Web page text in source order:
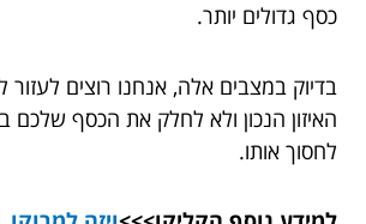
כסף גדולים יותר.
בדיוק במצבים אלה, אנחנו רוצים
האיזון הנכון ולא לחלק את הכסף שלכם
לחסוך אותו.